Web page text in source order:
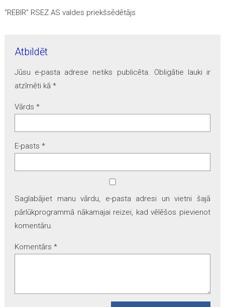
“REBIR” RSEZ AS valdes priekšsēdētājs
Atbildēt
Jūsu e-pasta adrese netiks publicēta. Obligātie lauki ir
atzīmēti kā *
Vārds *
E-pasts *
Saglabājiet manu vārdu, e-pasta adresi un vietni šajā
pārlūkprogrammā nākamajai reizei, kad vēlēšos pievienot
komentāru.
Komentārs *